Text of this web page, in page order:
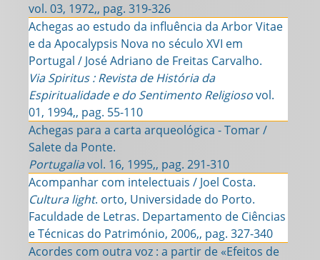
vol. 03, 1972,, pag. 319-326
Achegas ao estudo da influência da Arbor Vitae
e da Apocalypsis Nova no século XVI em
Portugal / José Adriano de Freitas Carvalho.
Via Spiritus : Revista de História da
Espiritualidade e do Sentimento Religiosovol.
01, 1994,, pag. 55-110
Achegas para a carta arqueológica - Tomar /
Salete da Ponte.
Portugaliavol. 16, 1995,, pag. 291-310
Acompanhar com intelectuais / Joel Costa.
Cultura light. orto, Universidade do Porto.
Faculdade de Letras. Departamento de Ciências
e Técnicas do Património, 2006,, pag. 327-340
Acordes com outra voz : a partir de «Efeitos de